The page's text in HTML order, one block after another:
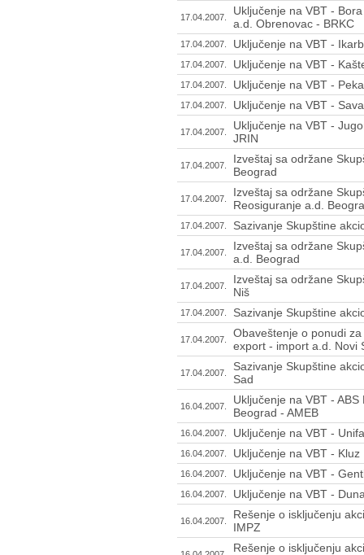
17.04.2007.
Uključenje na VBT -
a.d. Obrenovac - BRKC
17.04.2007. Uključenje na VBT -
17.04.2007. Uključenje na VBT -
17.04.2007. Uključenje na VBT -
17.04.2007. Uključenje na VBT -
17.04.2007.
Uključenje na VBT -
JRIN
17.04.2007.
Izveštaj sa održane
Beograd
17.04.2007.
Izveštaj sa održane
Reosiguranje a.d.
17.04.2007. Sazivanje Skupštine
17.04.2007.
Izveštaj sa održane
a.d. Beograd
17.04.2007.
Izveštaj sa održane
Niš
17.04.2007. Sazivanje Skupštine
17.04.2007.
Obaveštenje o ponudi
export - import a.d. Novi
17.04.2007.
Sazivanje Skupštine
Sad
16.04.2007.
Uključenje na VBT -
Beograd - AMEB
16.04.2007. Uključenje na VBT -
16.04.2007. Uključenje na VBT -
16.04.2007. Uključenje na VBT -
16.04.2007. Uključenje na VBT -
16.04.2007.
Rešenje o isključenju
IMPZ
Rešenje o isključenju